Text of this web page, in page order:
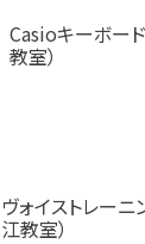
Casioキーボー
教室）
ヴォイストレー
江教室）